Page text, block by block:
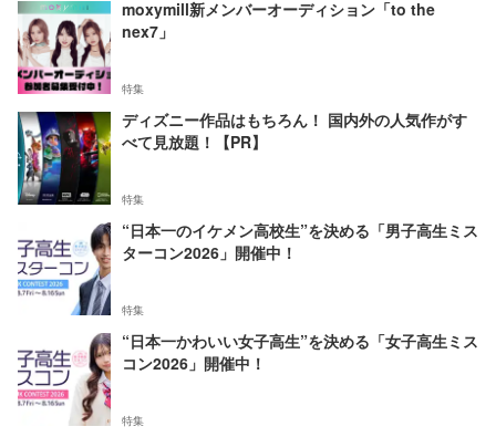
moxymill新メンバーオーディション「to the
nex7」
特集
ディズニー作品はもちろん！ 国内外の人気作がす
べて見放題！【PR】
特集
“日本一のイケメン高校生”を決める「男子高生ミス
ターコン2026」開催中！
特集
“日本一かわいい女子高生”を決める「女子高生ミス
コン2026」開催中！
特集